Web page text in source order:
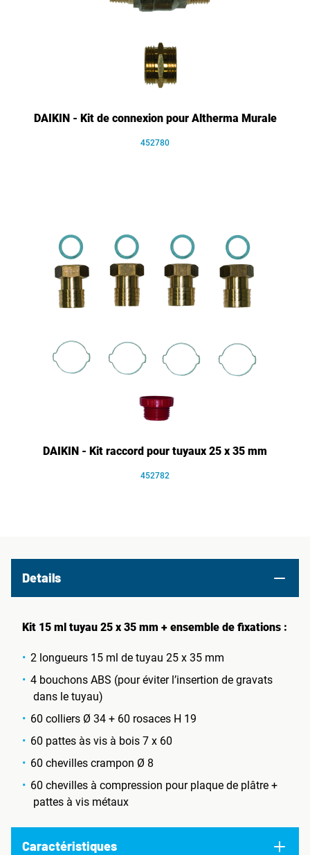
DAIKIN - Kit de connexion pour Altherma Murale
452780
DAIKIN - Kit raccord pour tuyaux 25 x 35 mm
452782
Details
Kit 15 ml tuyau 25 x 35 mm + ensemble de fixations :
2 longueurs 15 ml de tuyau 25 x 35 mm
4 bouchons ABS (pour éviter l’insertion de gravats
dans le tuyau)
60 colliers Ø 34 + 60 rosaces H 19
60 pattes às vis à bois 7 x 60
60 chevilles crampon Ø 8
60 chevilles à compression pour plaque de plâtre +
pattes à vis métaux
Caractéristiques